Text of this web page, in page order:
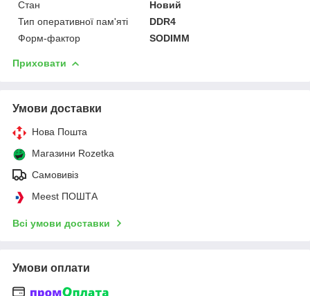
Стан
Новий
Тип оперативної пам'яті
DDR4
Форм-фактор
SODIMM
Приховати
Умови доставки
Нова Пошта
Магазини Rozetka
Самовивіз
Meest ПОШТА
Всі умови доставки
Умови оплати